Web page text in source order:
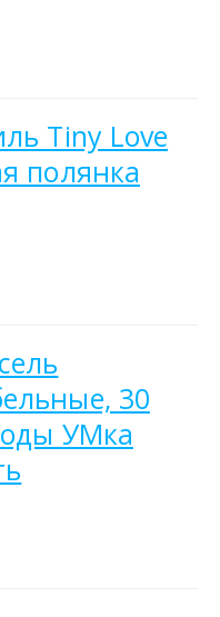
Tiny Love
полянка
30
УМка